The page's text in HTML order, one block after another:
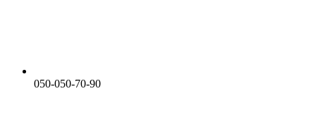
050-050-70-90